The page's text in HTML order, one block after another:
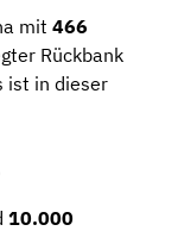
mit 466
Rückbank
ist in dieser
10.000